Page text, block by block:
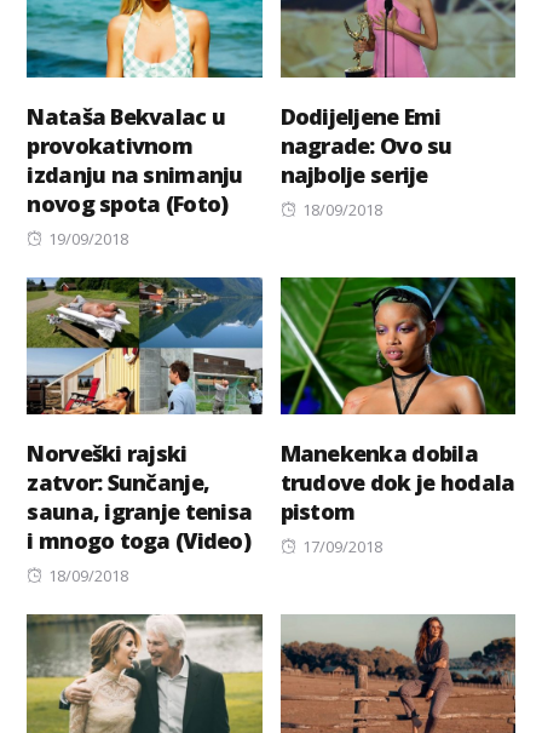
Nataša Bekvalac u
provokativnom
izdanju na snimanju
novog spota (Foto)
Posted
19/09/2018
Dodijeljene Emi
nagrade: Ovo su
najbolje serije
Posted
18/09/2018
Norveški rajski
zatvor: Sunčanje,
sauna, igranje tenisa
i mnogo toga (Video)
Posted
18/09/2018
Manekenka dobila
trudove dok je hodala
pistom
Posted
17/09/2018